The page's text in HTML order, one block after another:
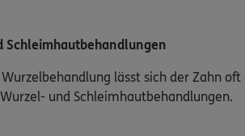
Schleimhautbehandlungen
lässt sich der Zahn
und Schleimhautbehandlungen.